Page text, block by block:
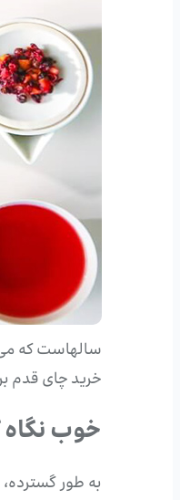
سالهاست که می
خرید چای قدم
خوب نگاه
به طور